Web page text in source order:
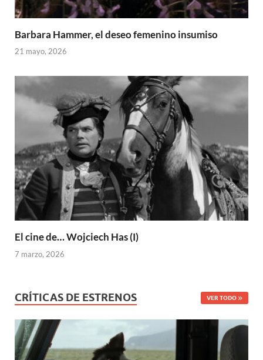
Barbara Hammer, el deseo femenino insumiso
21 mayo, 2026
El cine de… Wojciech Has (I)
7 marzo, 2026
CRÍTICAS DE ESTRENOS VER TODO